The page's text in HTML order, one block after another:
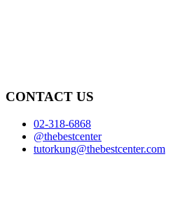
CONTACT US
02-318-6868
@thebestcenter
tutorkung@thebestcenter.com